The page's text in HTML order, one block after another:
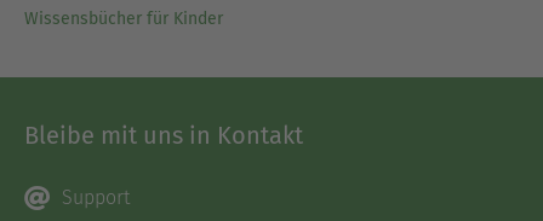
Wissensbücher für Kinder
Bleibe mit uns in Kontakt
Support